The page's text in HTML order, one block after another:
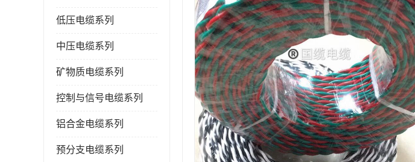
低压电缆系列
中压电缆系列
矿物质电缆系列
控制与信号电缆系列
铝合金电缆系列
预分支电缆系列